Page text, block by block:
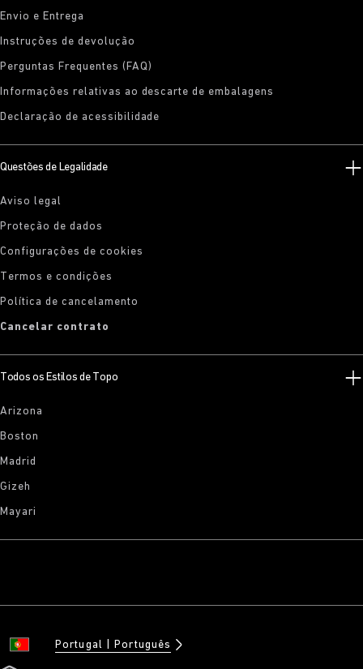
Envio e Entrega
Instruções de devolução
Perguntas Frequentes (FAQ)
Informações relativas ao descarte de embalagens
Declaração de acessibilidade
Questões de Legalidade
Aviso legal
Proteção de dados
Configurações de cookies
Termos e condições
Política de cancelamento
Cancelar contrato
Todos os Estilos de Topo
Arizona
Boston
Madrid
Gizeh
Mayari
Portugal Português